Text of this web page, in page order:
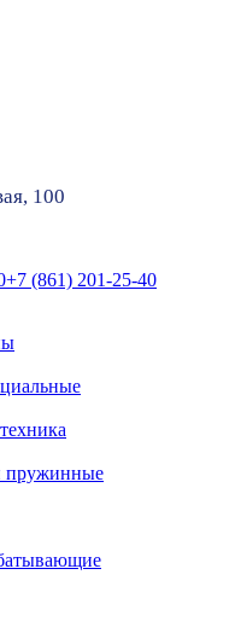
100
+7 (861) 201-25-40
пружинные